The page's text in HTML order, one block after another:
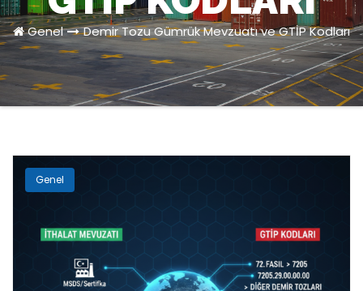
Genel Demir Tozu Gümrük Mevzuatı ve GTİP Kodları
Genel